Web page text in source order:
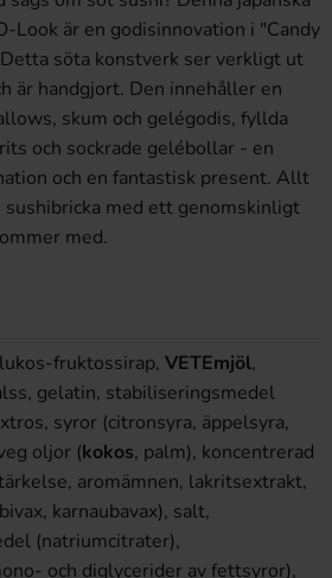
Look är en godisinnovation i "Candy
söta konstverk ser verkligt ut
är handgjort. Den innehåller en
skum och gelégodis, fyllda
och sockrade gelébollar - en
och en fantastisk present. Allt
med ett genomskinligt
med.
fruktossirap, VETEmjöl,
gelatin, stabiliseringsmedel
syror (citronsyra, äppelsyra,
oljor (kokos, palm), koncentrerad
aromämnen, lakritsextrakt,
karnaubavax), salt,
(natriumcitrater),
och diglycerider av fettsyror),